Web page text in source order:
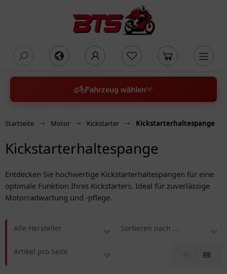
Fahrzeug wählen
Startseite Motor Kickstarter Kickstarterhaltespange
Kickstarterhaltespange
Entdecken Sie hochwertige Kickstarterhaltespangen für eine
optimale Funktion Ihres Kickstarters. Ideal für zuverlässige
Motorradwartung und -pflege.
Alle Hersteller Sortieren nach ...
Artikel pro Seite